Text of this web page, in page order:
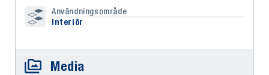
Användningsområde
Interiör
Media